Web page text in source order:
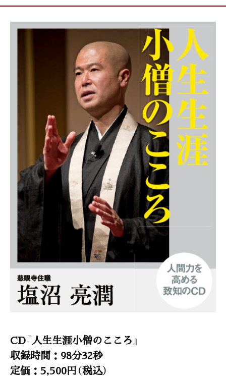
CD『人生生涯小僧のこころ』
収録時間：98分32秒
定価：5,500円（税込）